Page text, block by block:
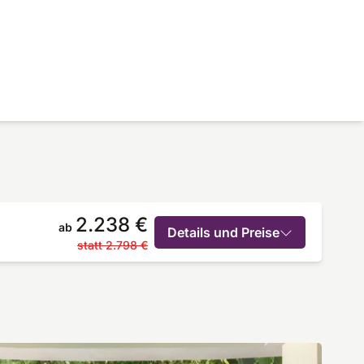
ab 2.238 €
statt 2.798 €
Details und Preise